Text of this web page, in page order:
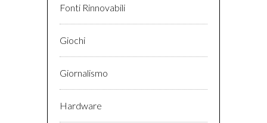
Fonti Rinnovabili
Giochi
Giornalismo
Hardware